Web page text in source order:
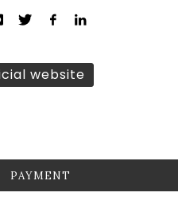
website
PAYMENT